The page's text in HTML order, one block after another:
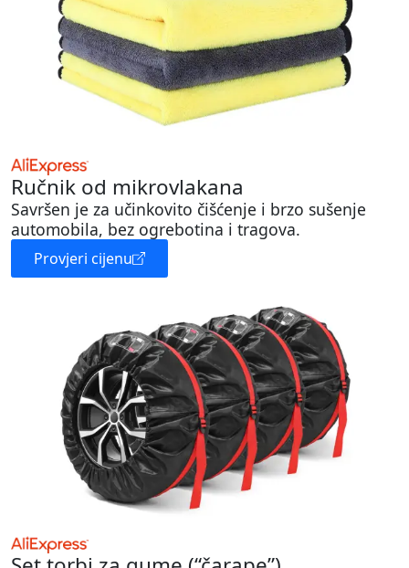
Ručnik od mikrovlakana
Savršen je za učinkovito čišćenje i brzo sušenje
automobila, bez ogrebotina i tragova.
Provjeri cijenu